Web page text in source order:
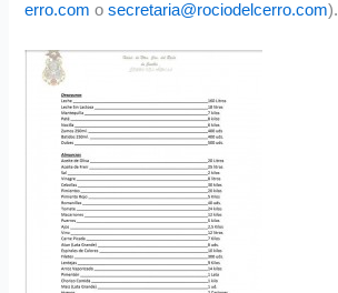
erro.com osecretaria@rociodelcerro.com).